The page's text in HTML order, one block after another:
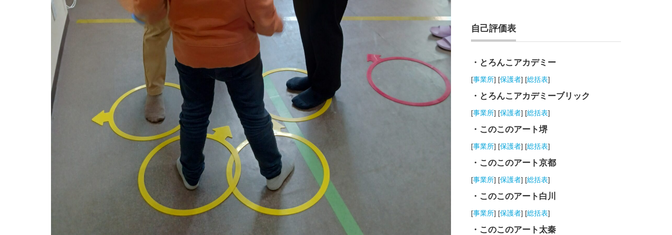
自己評価表
・とろんこアカデミー
[事業所] [保護者] [総括表]
・とろんこアカデミーブリック
[事業所] [保護者] [総括表]
・このこのアート堺
[事業所] [保護者] [総括表]
・このこのアート京都
[事業所] [保護者] [総括表]
・このこのアート白川
[事業所] [保護者] [総括表]
・このこのアート太秦